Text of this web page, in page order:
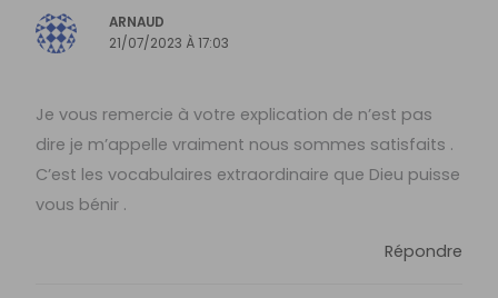
ARNAUD
21/07/2023 À 17:03
Je vous remercie à votre explication de n’est pas
dire je m’appelle vraiment nous sommes satisfaits .
C’est les vocabulaires extraordinaire que Dieu puisse
vous bénir .
Répondre